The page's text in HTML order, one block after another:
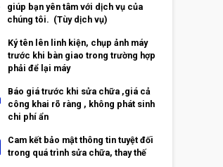
giúp bạn yên tâm với dịch vụ của
chúng tôi. (Tùy dịch vụ)
Ký tên lên linh kiện, chụp ảnh máy
trước khi bàn giao trong trường hợp
phải để lại máy
Báo giá trước khi sửa chữa ,giá cả
công khai rõ ràng , không phát sinh
chi phí ẩn
Cam kết bảo mật thông tin tuyệt đối
trong quá trình sửa chữa, thay thế